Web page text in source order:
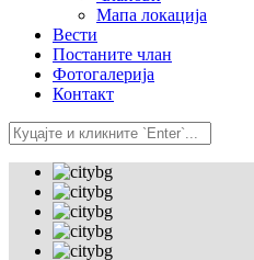
Мапа локација
Вести
Постаните члан
Фотогалерија
Контакт